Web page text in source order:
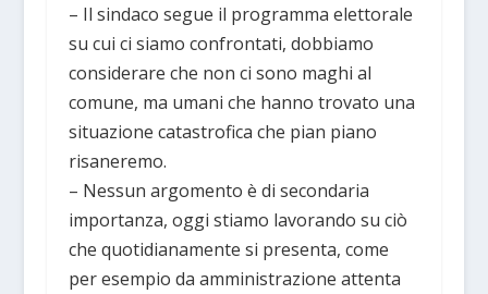
– Il sindaco segue il programma elettorale
su cui ci siamo confrontati, dobbiamo
considerare che non ci sono maghi al
comune, ma umani che hanno trovato una
situazione catastrofica che pian piano
risaneremo.
– Nessun argomento è di secondaria
importanza, oggi stiamo lavorando su ciò
che quotidianamente si presenta, come
per esempio da amministrazione attenta